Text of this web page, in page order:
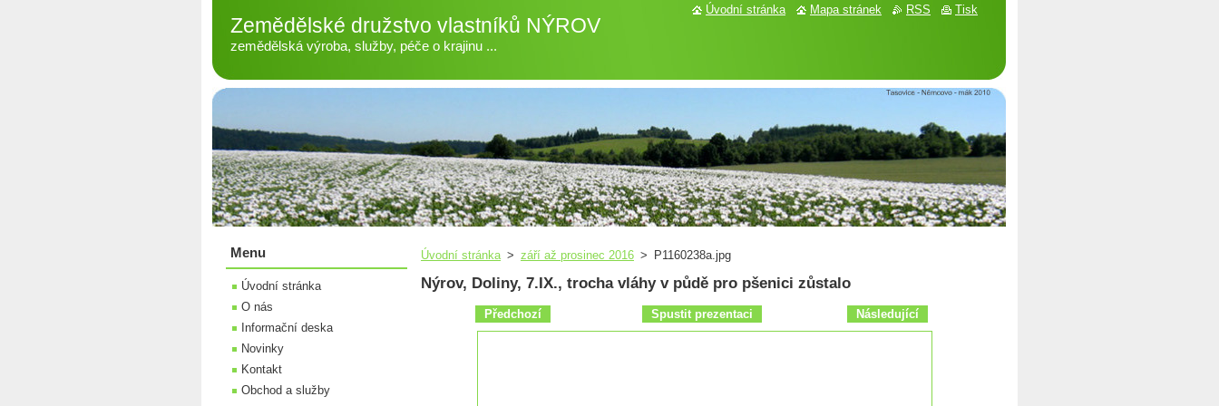
Zemědělské družstvo vlastníků NÝROV
zemědělská výroba, služby, péče o krajinu ...
Úvodní stránka > září až prosinec 2016 > P1160238a.jpg
Nýrov, Doliny, 7.IX., trocha vláhy v půdě pro pšenici zůstalo
Předchozí Spustit prezentaci Následující
Menu
Úvodní stránka
O nás
Informační deska
Novinky
Kontakt
Obchod a služby
Úvodní stránka Mapa stránek RSS Tisk